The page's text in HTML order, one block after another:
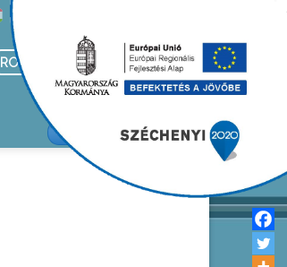
ROSTALEMEZEK
ALKOTÁS KFT/FACEBOOK